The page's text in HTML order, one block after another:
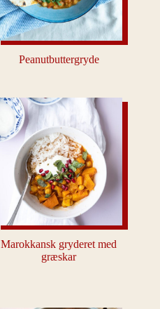
Peanutbuttergryde
Marokkansk gryderet med
græskar